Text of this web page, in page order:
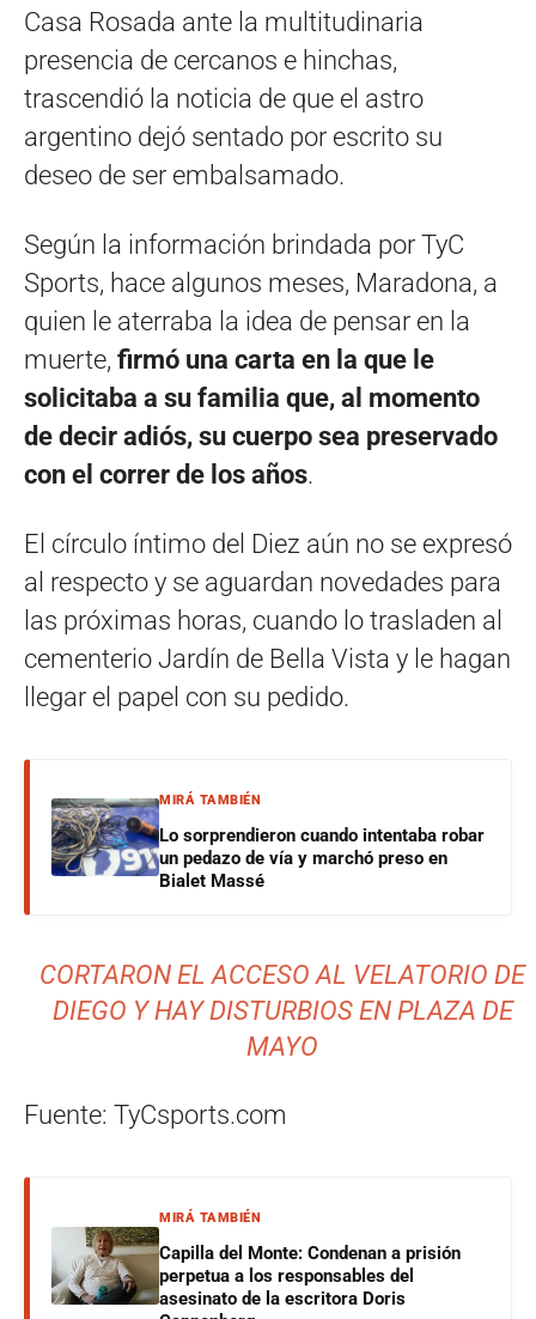
Casa Rosada ante la multitudinaria
presencia de cercanos e hinchas,
trascendió la noticia de que el astro
argentino dejó sentado por escrito su
deseo de ser embalsamado.
Según la información brindada por TyC
Sports, hace algunos meses, Maradona, a
quien le aterraba la idea de pensar en la
muerte, firmó una carta en la que le
solicitaba a su familia que, al momento
de decir adiós, su cuerpo sea preservado
con el correr de los años.
El círculo íntimo del Diez aún no se expresó
al respecto y se aguardan novedades para
las próximas horas, cuando lo trasladen al
cementerio Jardín de Bella Vista y le hagan
llegar el papel con su pedido.
MIRÁ TAMBIÉN
Lo sorprendieron cuando intentaba robar
un pedazo de vía y marchó preso en
Bialet Massé
CORTARON EL ACCESO AL VELATORIO DE
DIEGO Y HAY DISTURBIOS EN PLAZA DE
MAYO
Fuente: TyCsports.com
MIRÁ TAMBIÉN
Capilla del Monte: Condenan a prisión
perpetua a los responsables del
asesinato de la escritora Doris